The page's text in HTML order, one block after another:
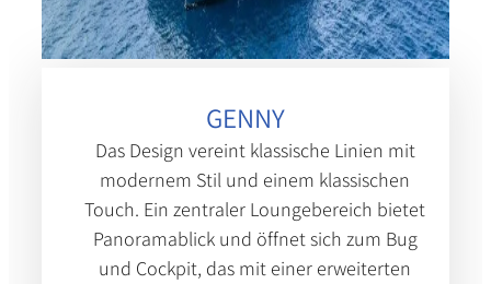
GENNY
Das Design vereint klassische Linien mit
modernem Stil und einem klassischen
Touch. Ein zentraler Loungebereich bietet
Panoramablick und öffnet sich zum Bug
und Cockpit, das mit einer erweiterten